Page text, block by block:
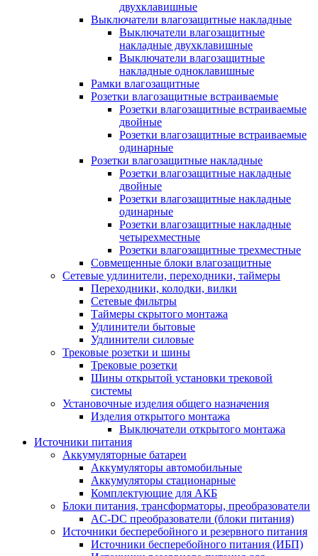
двухклавишные
Выключатели влагозащитные накладные
Выключатели влагозащитные
накладные двухклавишные
Выключатели влагозащитные
накладные одноклавишные
Рамки влагозащитные
Розетки влагозащитные встраиваемые
Розетки влагозащитные встраиваемые
двойные
Розетки влагозащитные встраиваемые
одинарные
Розетки влагозащитные накладные
Розетки влагозащитные накладные
двойные
Розетки влагозащитные накладные
одинарные
Розетки влагозащитные накладные
четырехместные
Розетки влагозащитные трехместные
Совмещенные блоки влагозащитные
Сетевые удлинители, переходники, таймеры
Переходники, колодки, вилки
Сетевые фильтры
Таймеры скрытого монтажа
Удлинители бытовые
Удлинители силовые
Трековые розетки и шины
Трековые розетки
Шины открытой установки трековой
системы
Установочные изделия общего назначения
Изделия открытого монтажа
Выключатели открытого монтажа
Источники питания
Аккумуляторные батареи
Аккумуляторы автомобильные
Аккумуляторы стационарные
Комплектующие для АКБ
Блоки питания, трансформаторы, преобразователи
AC-DC преобразователи (блоки питания)
Источники бесперебойного и резервного питания
Источники бесперебойного питания (ИБП)